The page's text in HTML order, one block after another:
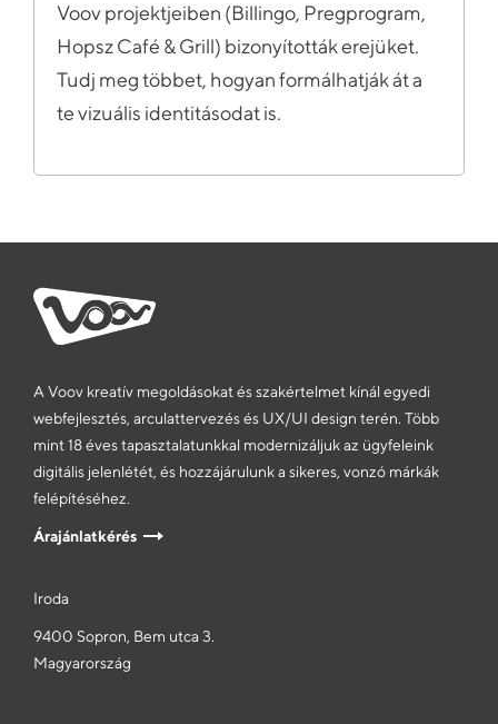
Voov projektjeiben (Billingo, Pregprogram,
Hopsz Café & Grill) bizonyították erejüket.
Tudj meg többet, hogyan formálhatják át a
te vizuális identitásodat is.
A Voov kreatív megoldásokat és szakértelmet kínál egyedi
webfejlesztés, arculattervezés és UX/UI design terén. Több
mint 18 éves tapasztalatunkkal modernizáljuk az ügyfeleink
digitális jelenlétét, és hozzájárulunk a sikeres, vonzó márkák
felépítéséhez.
Árajánlatkérés
Iroda
9400 Sopron, Bem utca 3.
Magyarország